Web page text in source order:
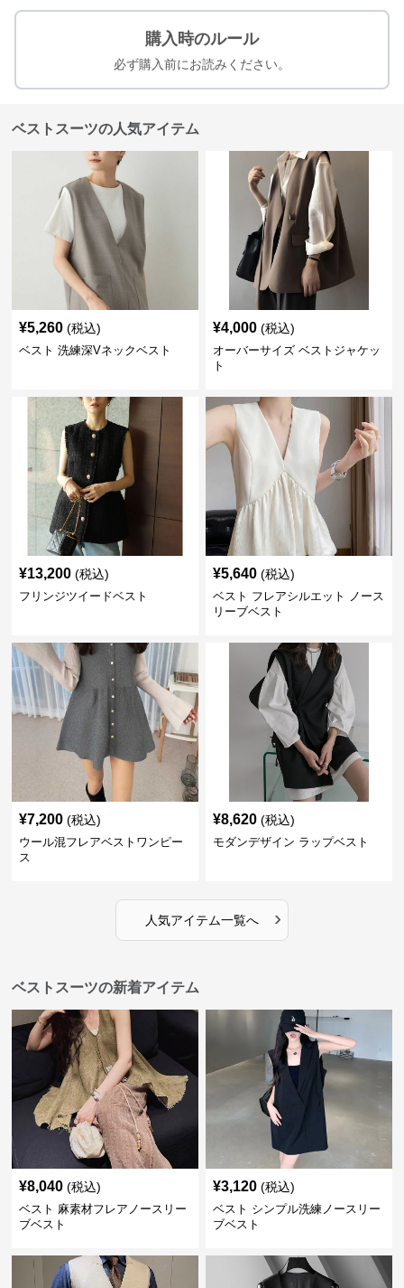
購入時のルール
必ず購入前にお読みください。
ベストスーツの人気アイテム
¥5,260 (税込)
ベスト 洗練深Vネックベスト
¥4,000 (税込)
オーバーサイズ ベストジャケッ
ト
¥13,200 (税込)
フリンジツイードベスト
¥5,640 (税込)
ベスト フレアシルエット ノース
リーブベスト
¥7,200 (税込)
ウール混フレアベストワンピー
ス
¥8,620 (税込)
モダンデザイン ラップベスト
人気アイテム一覧へ ›
ベストスーツの新着アイテム
¥8,040 (税込)
ベスト 麻素材フレアノースリー
ブベスト
¥3,120 (税込)
ベスト シンプル洗練ノースリー
ブベスト